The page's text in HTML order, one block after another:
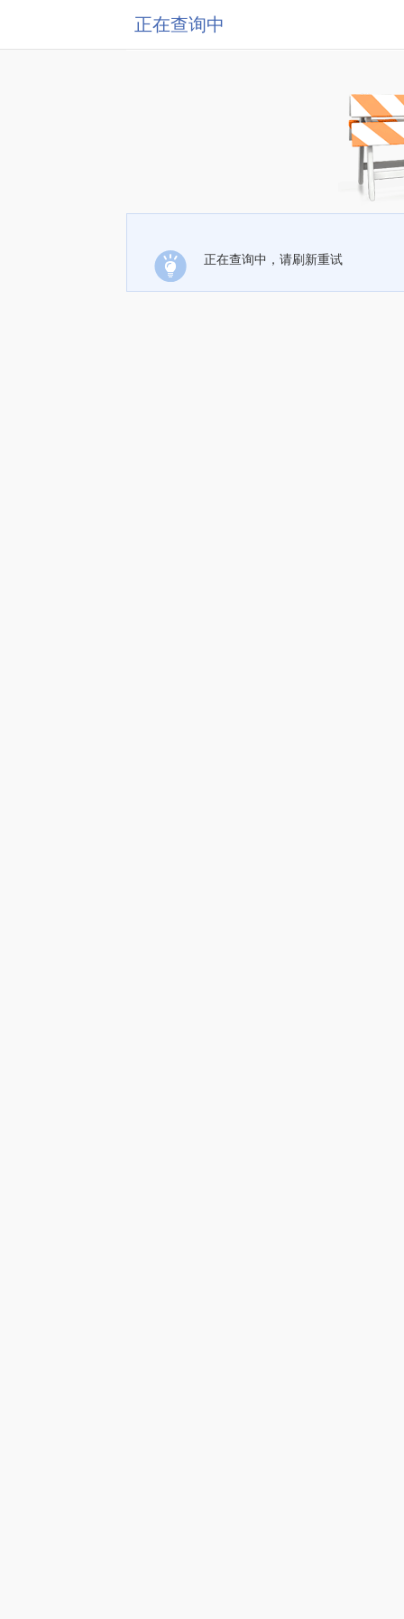
正在查询中
正在查询中，请刷新重试